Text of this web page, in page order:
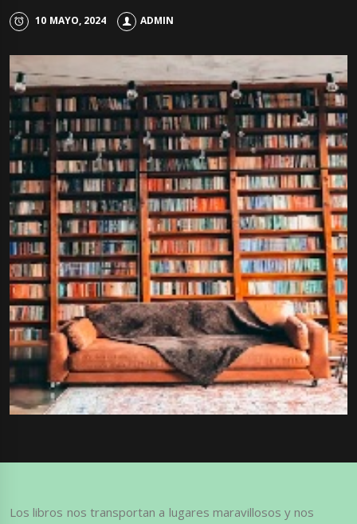
10 MAYO, 2024 ADMIN
Los libros nos transportan a lugares maravillosos y nos